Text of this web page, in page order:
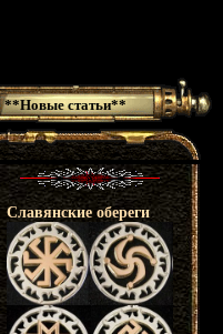
**Новые статьи**
Славянские обереги